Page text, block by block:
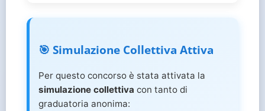
🎯 Simulazione Collettiva Attiva
Per questo concorso è stata attivata la
simulazione collettiva con tanto di
graduatoria anonima: